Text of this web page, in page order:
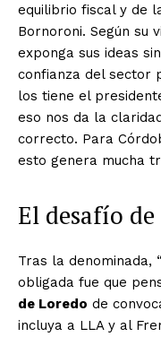
equilibrio fiscal y de
Bornoroni. Según su
exponga sus ideas
confianza del sector
los tiene el
eso nos da la
correcto. Para
esto genera mucha
El desafío
Tras la denominada,
obligada fue que
de Loredo de
incluya a LLA y al